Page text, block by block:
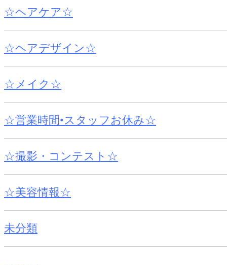
☆ヘアケア☆
☆ヘアデザイン☆
☆メイク☆
☆営業時間•スタッフお休み☆
☆撮影・コンテスト☆
☆美容情報☆
未分類